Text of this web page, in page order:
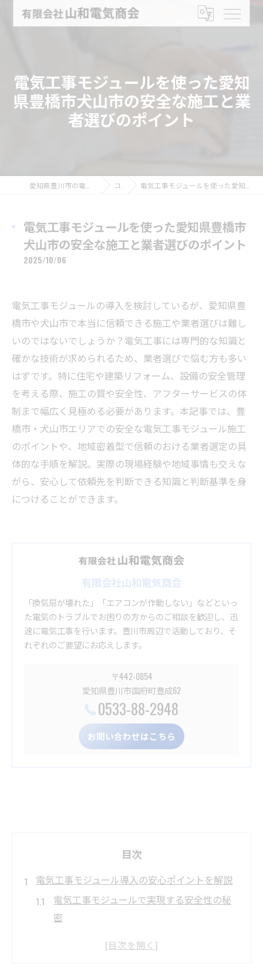
電気工事モジュールを使った愛知
県豊橋市犬山市の安全な施工と業
者選びのポイント
コラム 電気工事モジュールを使った愛知県豊橋市犬山市の安全な施工と業者選びのポイント
電気工事モジュールを使った愛知県豊橋市
犬山市の安全な施工と業者選びのポイント
2025/10/06
電気工事モジュールの導入を検討しているが、愛知県豊
橋市や犬山市で本当に信頼できる施工や業者選びは難し
いのではないでしょうか？電気工事には専門的な知識と
確かな技術が求められるため、業者選びで悩む方も多い
はずです。特に住宅や建築リフォーム、設備の安全管理
を考える際、施工の質や安全性、アフターサービスの体
制まで幅広く見極める必要があります。本記事では、豊
橋市・犬山市エリアでの安全な電気工事モジュール施工
のポイントや、地域密着型で信頼のおける業者選定の具
体的な手順を解説。実際の現場経験や地域事情も交えな
がら、安心して依頼先を判断できる知識と判断基準を身
につけることができます。
有限会社山和電気商会
「換気扇が壊れた」「エアコンが作動しない」などといっ
た電気のトラブルでお困りの方からのご相談を歓迎し、迅
速に電気工事を行います。豊川市周辺で活動しており、そ
れぞれのご要望にお応えします。
〒442-0854
愛知県豊川市国府町豊成62
0533-88-2948
お問い合わせはこちら
目次
電気工事モジュール導入の安心ポイントを解説
電気工事モジュールで実現する安全性の秘
密